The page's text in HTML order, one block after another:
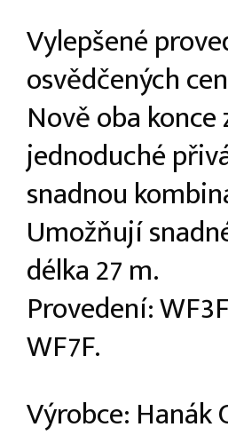
Vylepšené
osvědčených
Nově oba
jednoduché
snadnou
Umožňují
délka 27 m.
Provedení:
WF7F.
Výrobce: